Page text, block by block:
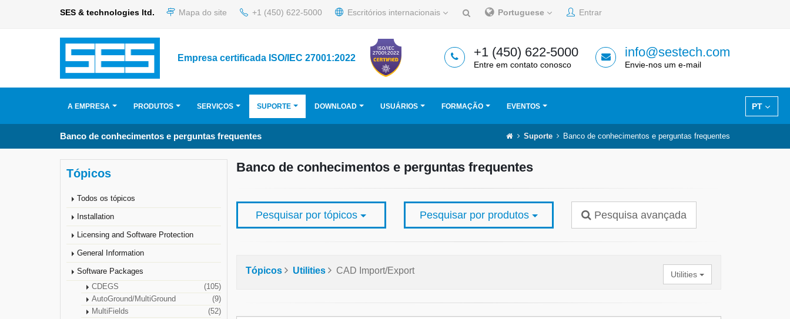
SES & technologies ltd. Mapa do site +1 (450) 622-5000 Escritórios internacionais Portuguese Entrar
Empresa certificada ISO/IEC 27001:2022 +1 (450) 622-5000
Entre em contato conosco
info@sestech.com
Envie-nos um e-mail
PT
A EMPRESA PRODUTOS SERVIÇOS SUPORTE DOWNLOAD USUÁRIOS FORMAÇÃO EVENTOS
Banco de conhecimentos e perguntas frequentes Suporte Banco de conhecimentos e perguntas frequentes
Tópicos
Todos os tópicos
Installation
Licensing and Software Protection
General Information
Software Packages
CDEGS
(105)
AutoGround/MultiGround
(9)
MultiFields
(52)
Banco de conhecimentos e perguntas frequentes
Pesquisar por tópicos Pesquisar por produtos Pesquisa avançada
Tópicos Utilities CAD Import/Export Utilities